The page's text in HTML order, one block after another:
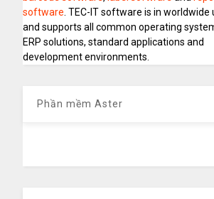
software . TEC-IT software is in worldwide
and supports all common operating
ERP solutions, standard applications and
development environments.
Phần mềm Aster